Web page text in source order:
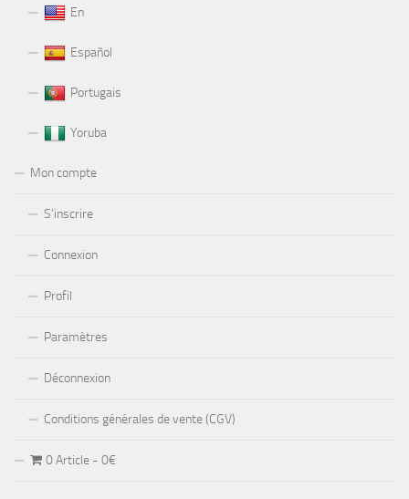
En
Español
Portugais
Yoruba
Mon compte
S’inscrire
Connexion
Profil
Paramètres
Déconnexion
Conditions générales de vente (CGV)
0 Article 0€